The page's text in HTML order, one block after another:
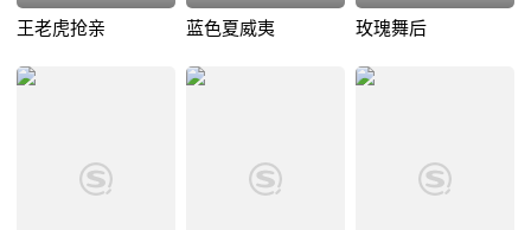
王老虎抢亲 蓝色夏威夷 玫瑰舞后